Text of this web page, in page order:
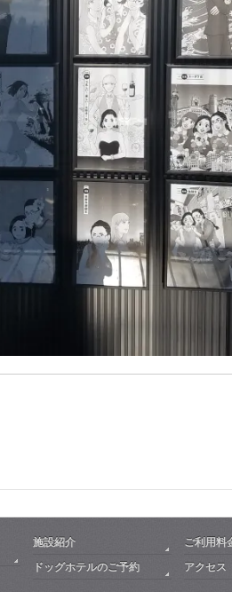
施設紹介 ご利用料
ドッグホテルのご予約
アクセス